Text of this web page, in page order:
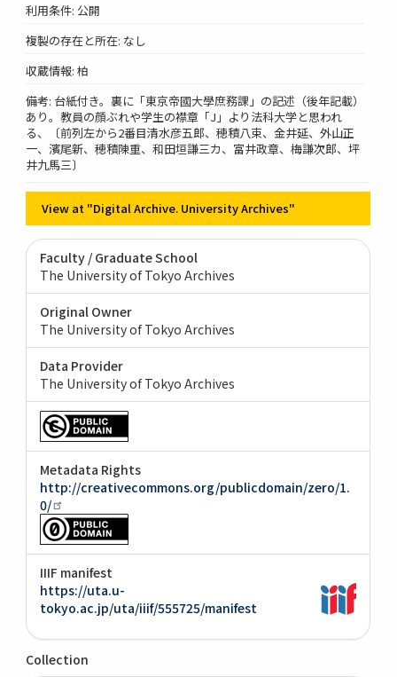
利用条件: 公開
複製の存在と所在: なし
収蔵情報: 柏
備考: 台紙付き。裏に「東京帝國大學庶務課」の記述（後年記載）
あり。教員の顔ぶれや学生の襟章「J」より法科大学と思われ
る、〔前列左から2番目清水彦五郎、穂積八束、金井延、外山正
一、濱尾新、穂積陳重、和田垣謙三カ、富井政章、梅謙次郎、坪
井九馬三〕
View at "Digital Archive. University Archives"
Faculty / Graduate School
The University of Tokyo Archives
Original Owner
The University of Tokyo Archives
Data Provider
The University of Tokyo Archives
Metadata Rights
http://creativecommons.org/publicdomain/zero/1.
0/
IIIF manifest
https://uta.u-
tokyo.ac.jp/uta/iiif/555725/manifest
Collection